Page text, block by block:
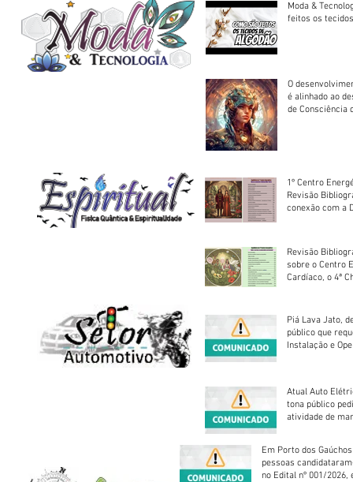
Moda &
feitos os
O
é alinhado ao
de Consciência
1º Centro
Revisão
conexão com a
Revisão
sobre o Centro
Cardíaco, o 4ª
Piá Lava Jato,
público que
Instalação e
Atual Auto
tona público
atividade de
Em Porto dos
pessoas
no Edital nº 001/2026,